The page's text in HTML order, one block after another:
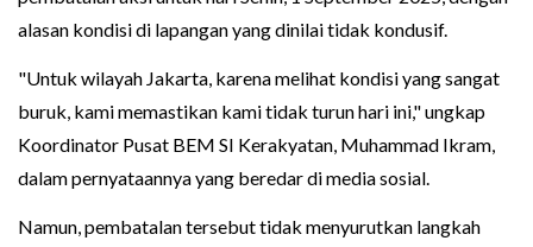
alasan kondisi di lapangan yang dinilai tidak kondusif.
"Untuk wilayah Jakarta, karena melihat kondisi yang sangat
buruk, kami memastikan kami tidak turun hari ini," ungkap
Koordinator Pusat BEM SI Kerakyatan, Muhammad Ikram,
dalam pernyataannya yang beredar di media sosial.
Namun, pembatalan tersebut tidak menyurutkan langkah